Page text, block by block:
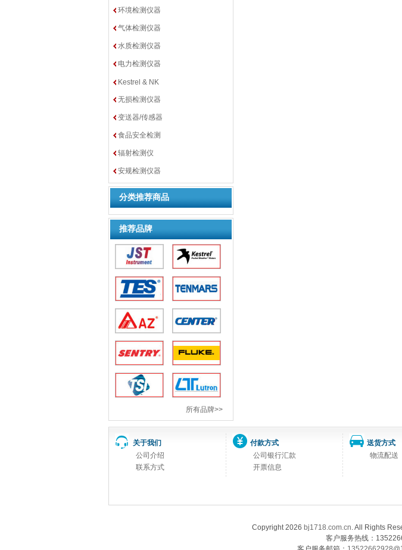
环境检测仪器
气体检测仪器
水质检测仪器
电力检测仪器
Kestrel & NK
无损检测仪器
变送器/传感器
食品安全检测
辐射检测仪
安规检测仪器
分类推荐商品
推荐品牌
所有品牌>>
关于我们
公司介绍
联系方式
付款方式
公司银行汇款
开票信息
送货方式
物流配送
Copyright 2026 bj1718.com.cn. All Rights
客户服务热线：